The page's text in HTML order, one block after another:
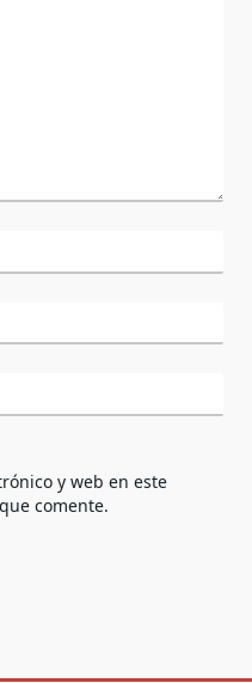
y web en este
comente.